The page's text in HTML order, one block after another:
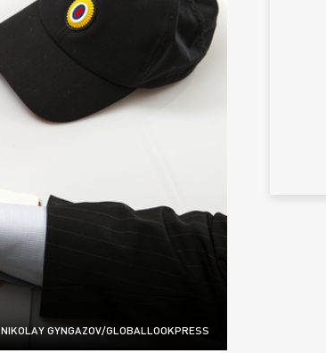
NIKOLAY GYNGAZOV/GLOBALLOOKPRESS